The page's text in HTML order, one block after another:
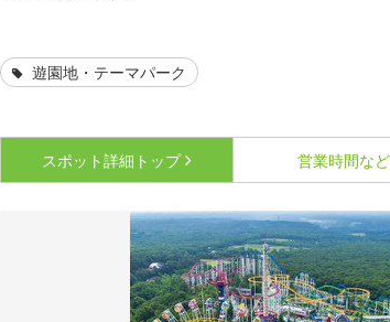
遊園地・テーマパーク
スポット詳細 トップ 営業時間など